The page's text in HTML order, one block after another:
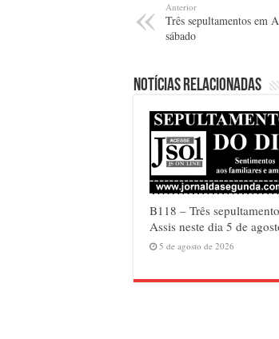
Anterior
Três sepultamentos em
sábado
Notícias relacionadas
B118 – Três
Assis neste dia 5 de
5 de agosto de 2026